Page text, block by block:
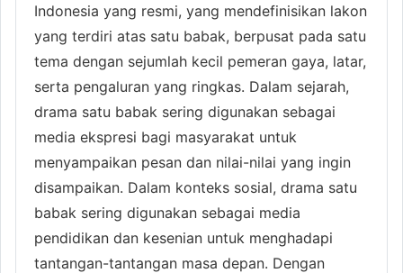
Indonesia yang resmi, yang mendefinisikan lakon
yang terdiri atas satu babak, berpusat pada satu
tema dengan sejumlah kecil pemeran gaya, latar,
serta pengaluran yang ringkas. Dalam sejarah,
drama satu babak sering digunakan sebagai
media ekspresi bagi masyarakat untuk
menyampaikan pesan dan nilai-nilai yang ingin
disampaikan. Dalam konteks sosial, drama satu
babak sering digunakan sebagai media
pendidikan dan kesenian untuk menghadapi
tantangan-tantangan masa depan. Dengan